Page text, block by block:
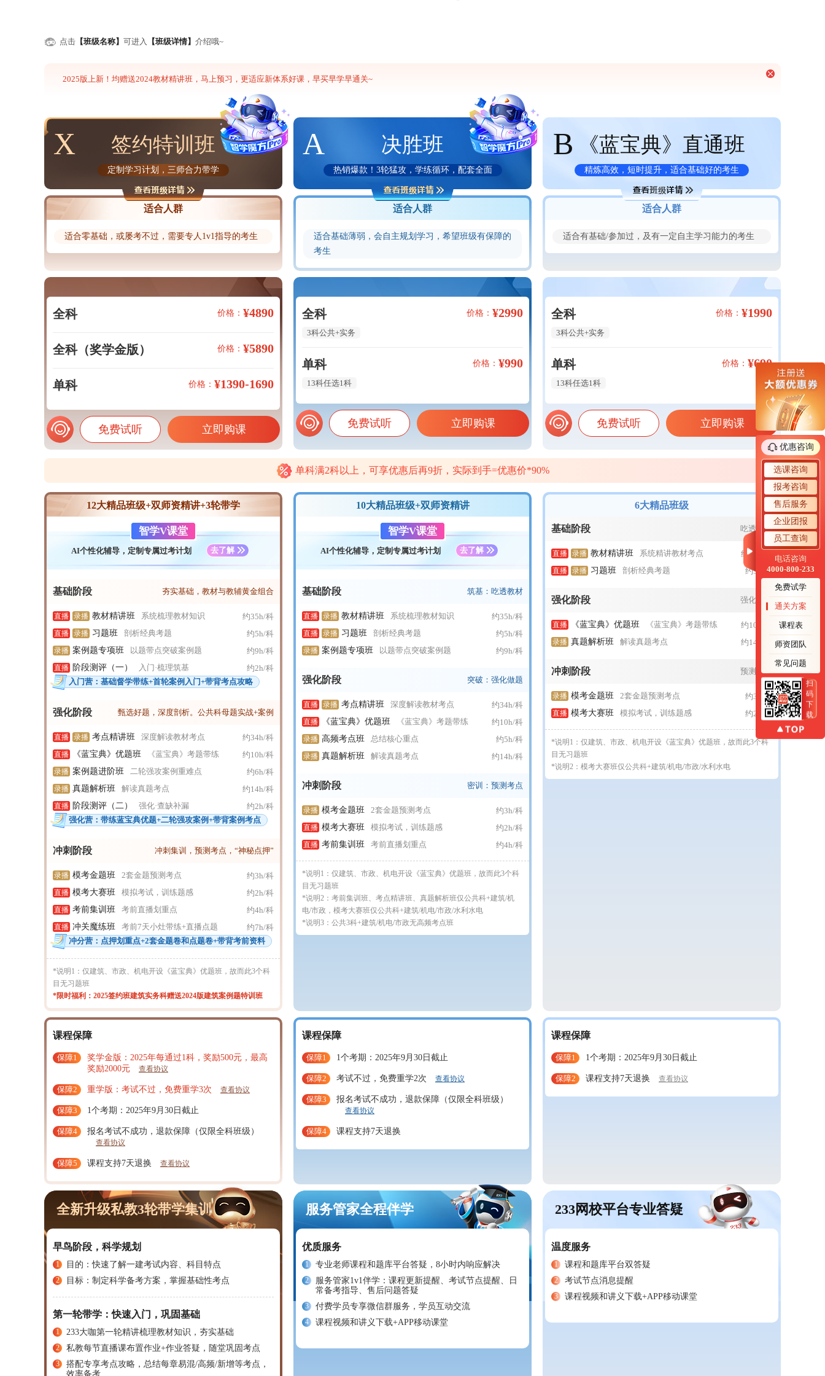
点击 【班级名称】 可进入 【班级详情】 介绍哦~
2025版上新！均赠送2024教材精讲班，马上预习，更适应新体系好课，早买早学早通关~
签约特训班
定制学习计划，三师合力带学
X 决胜班
热销爆款！3轮猛攻，学练循环，配套全面
A 《蓝宝典》直通班
精炼高效，短时提升，适合基础好的考生
B
适合人群
适合零基础，或屡考不过，需要专人1v1指导的考生
适合人群
适合基础薄弱，会自主规划学习，希望班级有保障的
考生
适合人群
适合有基础/参加过，及有一定自主学习能力的考生
全科 价格： ¥4890
全科（奖学金版） 价格： ¥5890
单科 价格： ¥1390-1690
免费试听 立即购课
全科
3科公共+实务
价格： ¥2990
单科
13科任选1科
价格： ¥990
免费试听 立即购课
全科
3科公共+实务
价格： ¥1990
单科
13科任选1科
价格： ¥690
免费试听 立即购课
单科满2科以上，可享优惠后再9折，实际到手=优惠价*90%
12大精品班级+双师资精讲+3轮带学
智学V课堂
AI个性化辅导，定制专属过考计划 去了解
基础阶段 夯实基础，教材与教辅黄金组合
直播 录播 教材精讲班 系统梳理教材知识 约35h/科
直播 录播 习题班 剖析经典考题 约5h/科
录播 案例题专项班 以题带点突破案例题 约9h/科
直播 阶段测评（一） 入门·梳理筑基
约2h/科
入门营：基础督学带练+首轮案例入门+带背考点攻略
强化阶段 甄选好题，深度剖析。公共科母题实战+案例
直播 录播 考点精讲班 深度解读教材考点 约34h/科
直播 《蓝宝典》优题班 《蓝宝典》考题带练 约10h/科
录播 案例题进阶班 二轮强攻案例重难点 约6h/科
录播 真题解析班 解读真题考点 约14h/科
直播 阶段测评（二） 强化·查缺补漏
约2h/科
强化营：带练蓝宝典优题+二轮强攻案例+带背案例考点
冲刺阶段 冲刺集训，预测考点，“神秘点押”
录播 模考金题班 2套金题预测考点 约3h/科
直播 模考大赛班 模拟考试，训练题感 约2h/科
直播 考前集训班 考前直播划重点 约4h/科
直播 冲关魔练班 考前7天小灶带练+直播点题
约7h/科
冲分营：点押划重点+2套金题卷和点题卷+带背考前资料
*说明1：仅建筑、市政、机电开设《蓝宝典》优题班，故而此3个科
目无习题班
*限时福利：2025签约班建筑实务科赠送2024版建筑案例题特训班
10大精品班级+双师资精讲
智学V课堂
AI个性化辅导，定制专属过考计划 去了解
基础阶段 筑基：吃透教材
直播 录播 教材精讲班 系统梳理教材知识 约35h/科
直播 录播 习题班 剖析经典考题 约5h/科
录播 案例题专项班 以题带点突破案例题 约9h/科
强化阶段 突破：强化做题
直播 录播 考点精讲班 深度解读教材考点 约34h/科
直播 《蓝宝典》优题班 《蓝宝典》考题带练 约10h/科
录播 高频考点班 总结核心重点 约5h/科
录播 真题解析班 解读真题考点 约14h/科
冲刺阶段 密训：预测考点
录播 模考金题班 2套金题预测考点 约3h/科
直播 模考大赛班 模拟考试，训练题感 约2h/科
直播 考前集训班 考前直播划重点 约4h/科
*说明1：仅建筑、市政、机电开设《蓝宝典》优题班，故而此3个科
目无习题班
*说明2：考前集训班、考点精讲班、真题解析班仅公共科+建筑/机
电/市政，模考大赛班仅公共科+建筑/机电/市政/水利水电
*说明3：公共3科+建筑/机电/市政无高频考点班
6大精品班级
基础阶段 吃透教材
直播 录播 教材精讲班 系统精讲教材考点 约35h/科
直播 录播 习题班 剖析经典考题 约5h/科
强化阶段 强化做题
直播 《蓝宝典》优题班 《蓝宝典》考题带练 约10h/科
录播 真题解析班 解读真题考点 约14h/科
冲刺阶段 预测考点
录播 模考金题班 2套金题预测考点 约3h/科
直播 模考大赛班 模拟考试，训练题感 约2h/科
*说明1：仅建筑、市政、机电开设《蓝宝典》优题班，故而此3个科
目无习题班
*说明2：模考大赛班仅公共科+建筑/机电/市政/水利水电
课程保障
保障1
奖学金版：2025年每通过1科，奖励500元，最高
奖励2000元
查看协议
保障2 重学版：考试不过，免费重学3次 查看协议
保障3 1个考期：2025年9月30日截止
保障4 报名考试不成功，退款保障（仅限全科班级）
查看协议
保障5 课程支持7天退换 查看协议
课程保障
保障1 1个考期：2025年9月30日截止
保障2 考试不过，免费重学2次 查看协议
保障3 报名考试不成功，退款保障（仅限全科班级）
查看协议
保障4 课程支持7天退换
课程保障
保障1 1个考期：2025年9月30日截止
保障2 课程支持7天退换 查看协议
全新升级私教3轮带学集训
早鸟阶段，科学规划
1 目的：快速了解一建考试内容、科目特点
2 目标：制定科学备考方案，掌握基础性考点
第一轮带学：快速入门，巩固基础
1 233大咖第一轮精讲梳理教材知识，夯实基础
2 私教每节直播课布置作业+作业答疑，随堂巩固考点
3
搭配专享考点攻略，总结每章易混/高频/新增等考点，
效率备考
服务管家全程伴学
优质服务
1 专业老师课程和题库平台答疑，8小时内响应解决
2
服务管家1v1伴学：课程更新提醒、考试节点提醒、日
常备考指导、售后问题答疑
3 付费学员专享微信群服务，学员互动交流
4 课程视频和讲义下载+APP移动课堂
233网校平台专业答疑
温度服务
1 课程和题库平台双答疑
2 考试节点消息提醒
3 课程视频和讲义下载+APP移动课堂
优惠咨询
选课咨询
报考咨询
售后服务
企业团报
员工查询
电话咨询
4000-800-233
免费试学
通关方案
课程表
师资团队
常见问题
扫
码
下
载